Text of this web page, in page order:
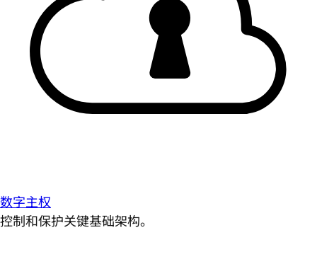
数字主权
控制和保护关键基础架构。